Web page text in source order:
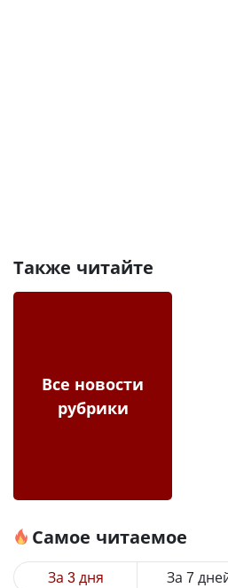
Также читайте
Все новости
рубрики
Самое читаемое
За 3 дня За 7